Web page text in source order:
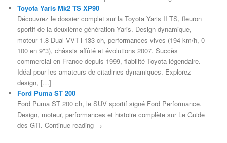
Toyota Yaris Mk2 TS XP90
Découvrez le dossier complet sur la Toyota Yaris II TS, fleuron
sportif de la deuxième génération Yaris. Design dynamique,
moteur 1.8 Dual VVT-i 133 ch, performances vives (194 km/h, 0-
100 en 9"3), châssis affûté et évolutions 2007. Succès
commercial en France depuis 1999, fiabilité Toyota légendaire.
Idéal pour les amateurs de citadines dynamiques. Explorez
design, […]
Ford Puma ST 200
Ford Puma ST 200 ch, le SUV sportif signé Ford Performance.
Design, moteur, performances et histoire complète sur Le Guide
des GTI. Continue reading →